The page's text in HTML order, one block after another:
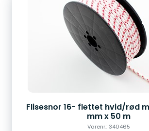
Flisesnor 16- flettet hvid/rød
mm x 50 m
Varenr.: 340465